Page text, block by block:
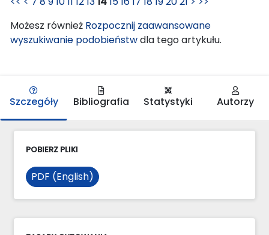
Możesz również Rozpocznij zaawansowane
wyszukiwanie podobieństwdla tego artykułu.
Szczegóły Bibliografia Statystyki Autorzy
POBIERZ PLIKI
PDF (English)